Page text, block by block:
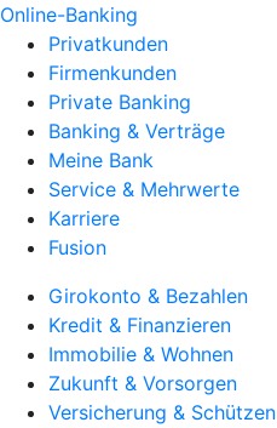
Online-Banking
Privatkunden
Firmenkunden
Private Banking
Banking & Verträge
Meine Bank
Service & Mehrwerte
Karriere
Fusion
Girokonto & Bezahlen
Kredit & Finanzieren
Immobilie & Wohnen
Zukunft & Vorsorgen
Versicherung & Schützen